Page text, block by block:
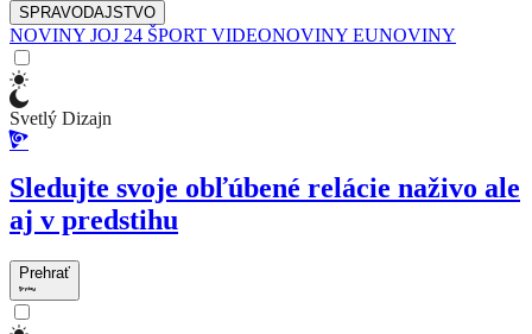
SPRAVODAJSTVO
NOVINY JOJ 24 ŠPORT VIDEONOVINY EUNOVINY
Svetlý Dizajn
Sledujte svoje obľúbené relácie naživo ale
aj v predstihu
Prehrať